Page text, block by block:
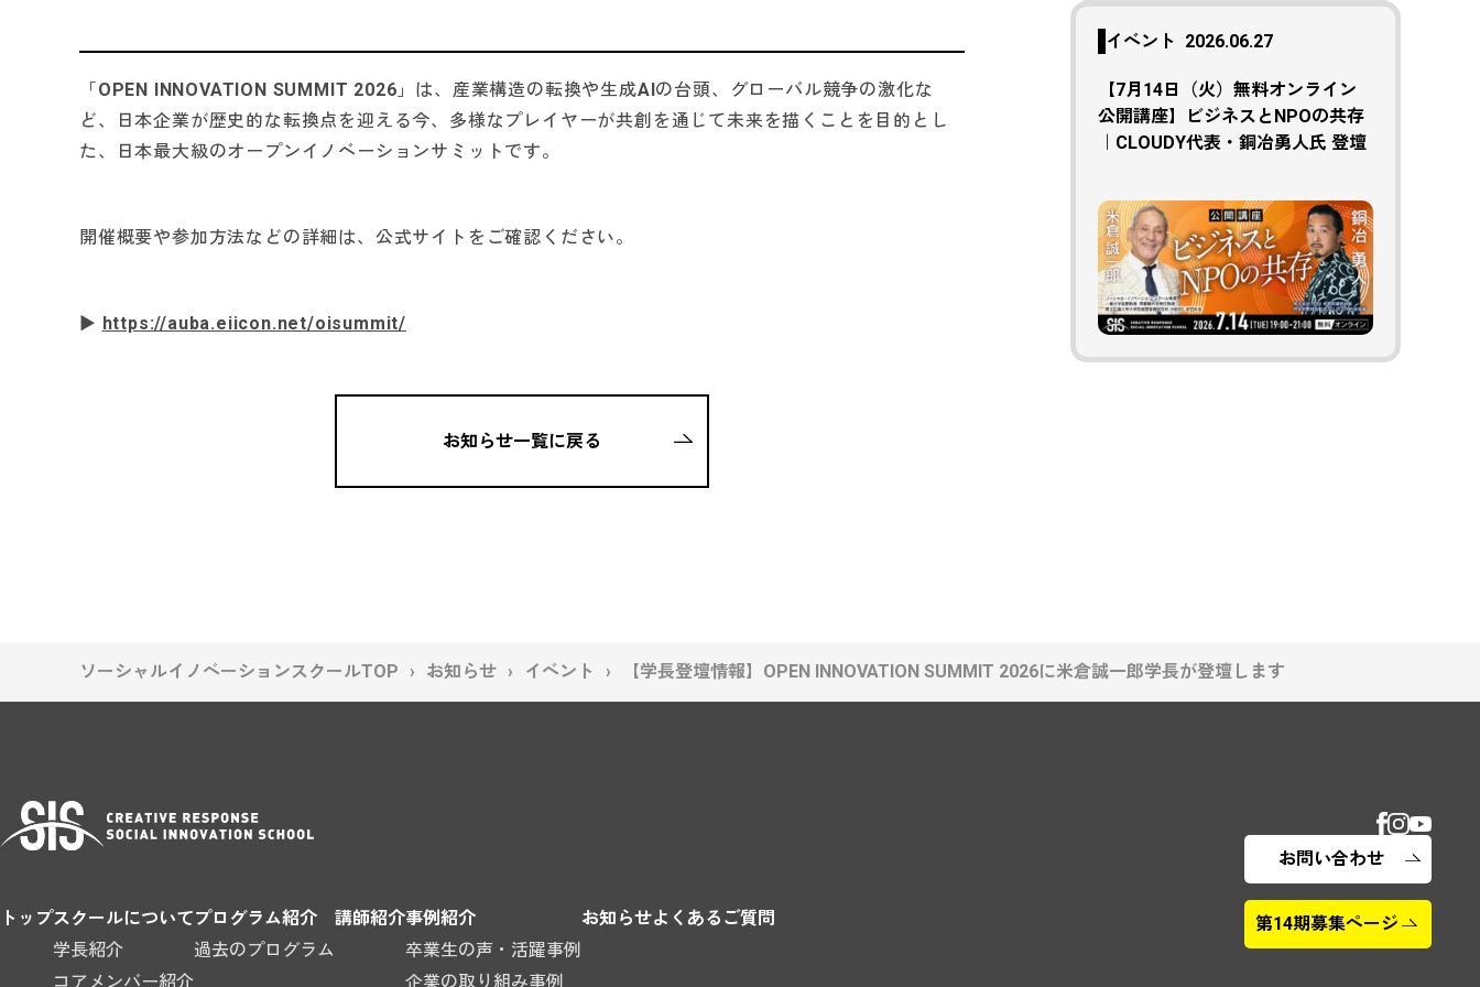
「OPEN INNOVATION SUMMIT 2026」は、産業構造の転換や生成AIの台頭、グローバル競争の激化な
ど、日本企業が歴史的な転換点を迎える今、多様なプレイヤーが共創を通じて未来を描くことを目的とし
た、日本最大級のオープンイノベーションサミットです。
開催概要や参加方法などの詳細は、公式サイトをご確認ください。
▶︎ https://auba.eiicon.net/oisummit/
お知らせ一覧に戻る
イベント 2026.06.27
【7月14日（火）無料オンライン
公開講座】ビジネスとNPOの共存
｜CLOUDY代表・銅冶勇人氏 登壇
ソーシャルイノベーションスクールTOP お知らせ イベント 【学長登壇情報】OPEN INNOVATION SUMMIT 2026に米倉誠一郎学長が登壇します
トップスクールについて
学長紹介
コアメンバー紹介
プログラム紹介
過去のプログラム
講師紹介事例紹介
卒業生の声・活躍事例
企業の取り組み事例
お知らせよくあるご質問
お問い合わせ
第14期募集ページ